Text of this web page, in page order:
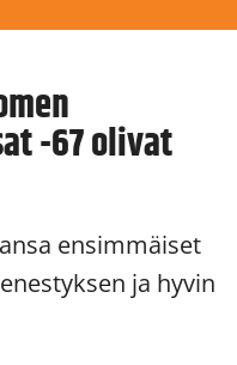
-67 olivat
ensimmäiset
ja hyvin